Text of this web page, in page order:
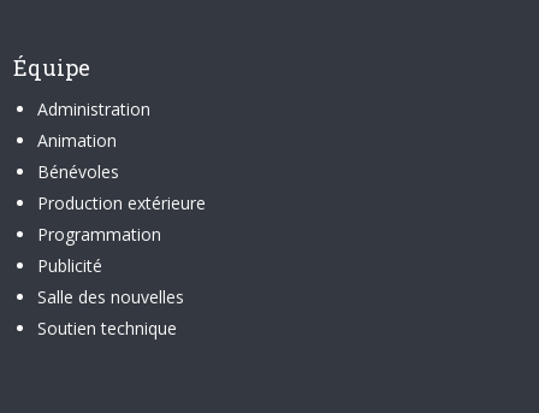
Équipe
Administration
Animation
Bénévoles
Production extérieure
Programmation
Publicité
Salle des nouvelles
Soutien technique